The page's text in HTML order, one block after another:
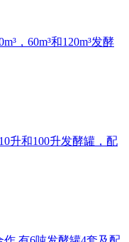
，60m³和120m³发酵
升和100升发酵罐，配